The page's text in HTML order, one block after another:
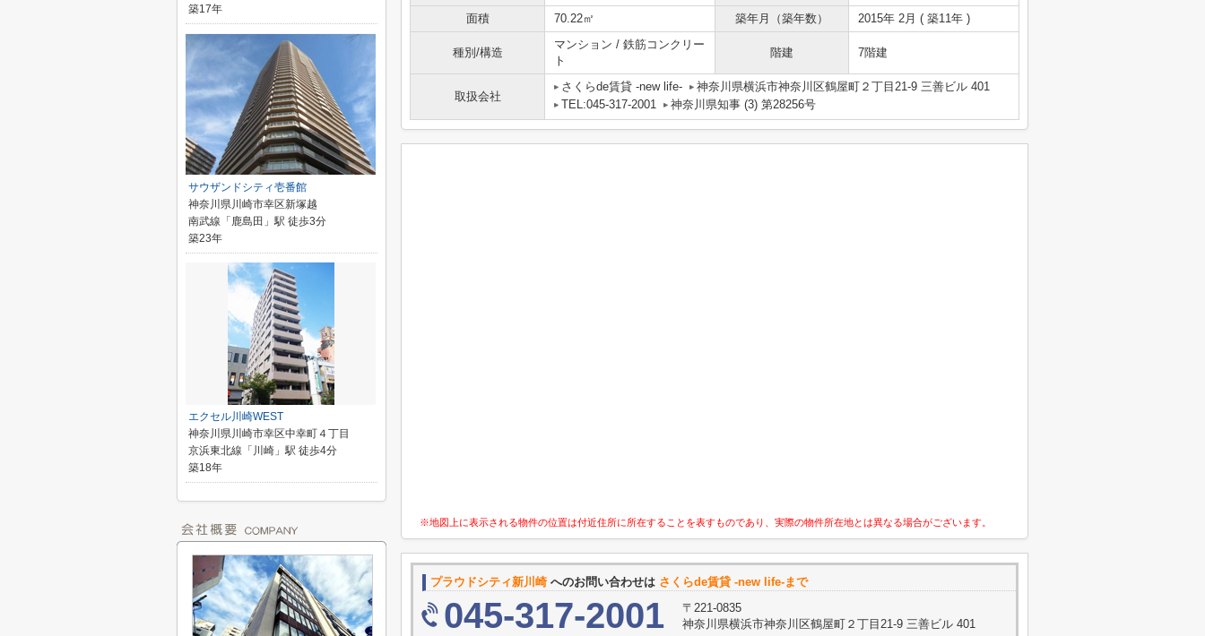
面積
70.22㎡ 築年月（築年数） 2015年 2月 ( 築11年 )
種別/構造
マンション / 鉄筋コンクリー
ト
階建 7階建
取扱会社
さくらde賃貸 -new life-
神奈川県横浜市神奈川区鶴屋町２丁目21-9 三善ビル 401
TEL:045-317-2001
神奈川県知事 (3) 第28256号
※地図上に表示される物件の位置は付近住所に所在することを表すものであり、実際の物件所在地とは異なる場合がございます。
プラウドシティ新川崎へのお問い合わせは さくらde賃貸 -new life-まで
045-317-2001
〒221-0835
神奈川県横浜市神奈川区鶴屋町２丁目21-9 三善ビル 401
築17年
サウザンドシティ壱番館
神奈川県川崎市幸区新塚越
南武線「鹿島田」駅 徒歩3分
築23年
エクセル川崎WEST
神奈川県川崎市幸区中幸町４丁目
京浜東北線「川崎」駅 徒歩4分
築18年